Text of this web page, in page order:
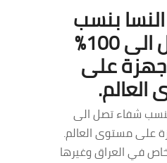
بنسب
شفاء تصل الى 100%
على
شفاء تصل الى
على مستوى العالم.
في العراق وغيرها